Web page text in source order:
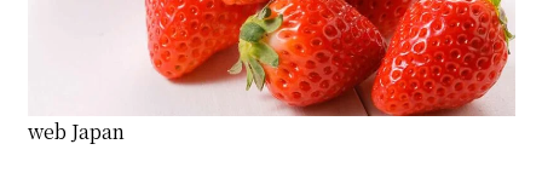
web Japan